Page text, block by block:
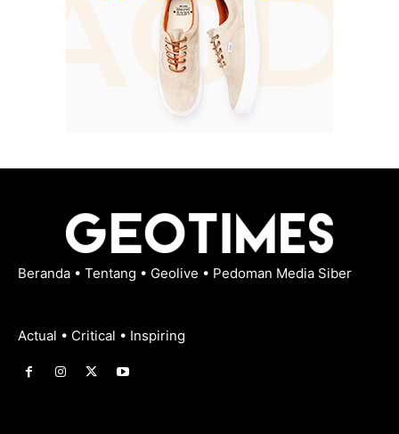
Beranda • Tentang • Geolive • Pedoman Media Siber
Actual • Critical • Inspiring